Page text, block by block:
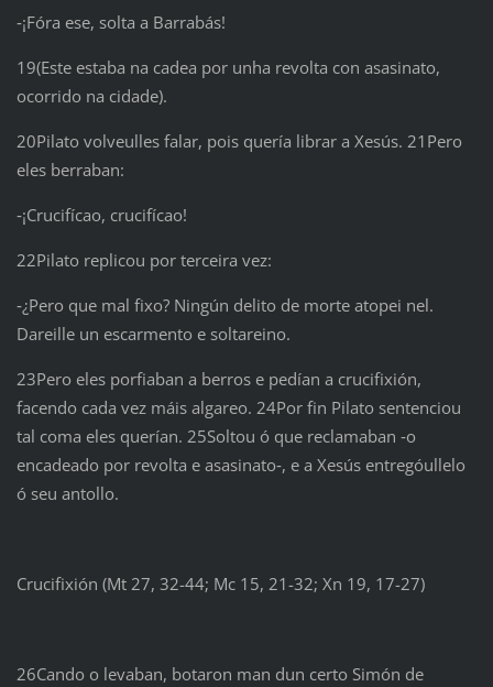
‑¡Fóra ese, solta a Barrabás!
19(Este estaba na cadea por unha revolta con asasinato,
ocorrido na cidade).
20Pilato volveulles falar, pois quería librar a Xesús. 21Pero
eles berraban:
‑¡Crucifícao, crucifícao!
22Pilato replicou por terceira vez:
‑¿Pero que mal fixo? Ningún delito de morte atopei nel.
Dareille un escarmento e soltareino.
23Pero eles porfiaban a berros e pedían a crucifixión,
facendo cada vez máis algareo. 24Por fin Pilato sentenciou
tal coma eles querían. 25Soltou ó que reclamaban ‑o
encadeado por revolta e asasinato‑, e a Xesús entregóullelo
ó seu antollo.
Crucifixión (Mt 27, 32-44; Mc 15, 21-32; Xn 19, 17-27)
26Cando o levaban, botaron man dun certo Simón de